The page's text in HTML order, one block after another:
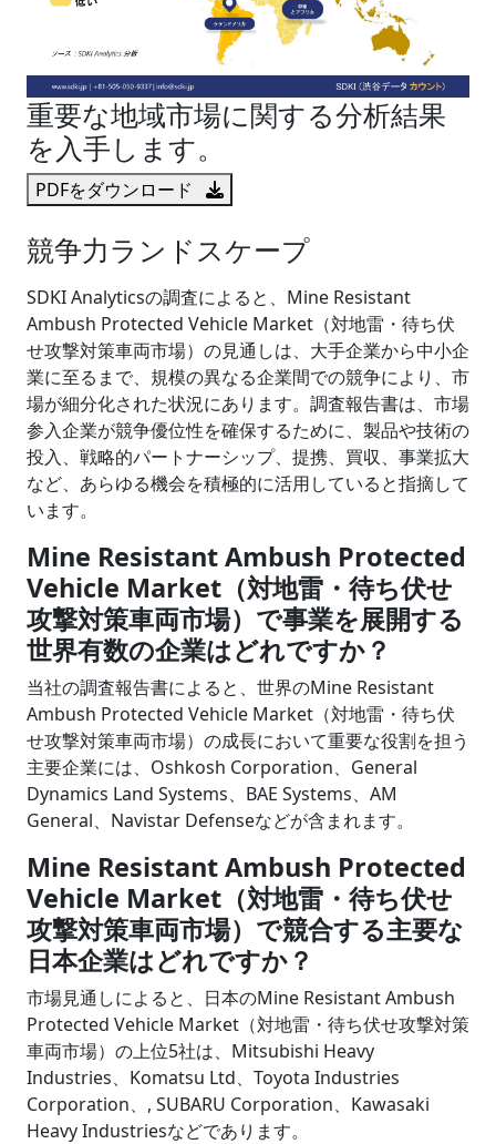
重要な地域市場に関する分析結果
を入手します。
PDFをダウンロード
競争力ランドスケープ
SDKI Analyticsの調査によると、Mine Resistant
Ambush Protected Vehicle Market（対地雷・待ち伏
せ攻撃対策車両市場）の見通しは、大手企業から中小企
業に至るまで、規模の異なる企業間での競争により、市
場が細分化された状況にあります。調査報告書は、市場
参入企業が競争優位性を確保するために、製品や技術の
投入、戦略的パートナーシップ、提携、買収、事業拡大
など、あらゆる機会を積極的に活用していると指摘して
います。
Mine Resistant Ambush Protected
Vehicle Market（対地雷・待ち伏せ
攻撃対策車両市場）で事業を展開する
世界有数の企業はどれですか？
当社の調査報告書によると、世界のMine Resistant
Ambush Protected Vehicle Market（対地雷・待ち伏
せ攻撃対策車両市場）の成長において重要な役割を担う
主要企業には、Oshkosh Corporation、General
Dynamics Land Systems、BAE Systems、AM
General、Navistar Defenseなどが含まれます。
Mine Resistant Ambush Protected
Vehicle Market（対地雷・待ち伏せ
攻撃対策車両市場）で競合する主要な
日本企業はどれですか？
市場見通しによると、日本のMine Resistant Ambush
Protected Vehicle Market（対地雷・待ち伏せ攻撃対策
車両市場）の上位5社は、Mitsubishi Heavy
Industries、Komatsu Ltd、Toyota Industries
Corporation、, SUBARU Corporation、Kawasaki
Heavy Industriesなどであります。